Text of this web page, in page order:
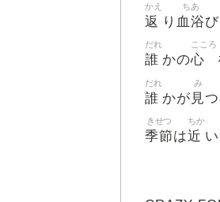
返
かえ
り 血浴
ちあ
誰
だれ
かの心
こころ
誰
だれ
かが 見
み
季節
きせつ
は近
ちか
い